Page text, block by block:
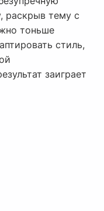
раскрыв тему с
тоньше
стиль,
заиграет